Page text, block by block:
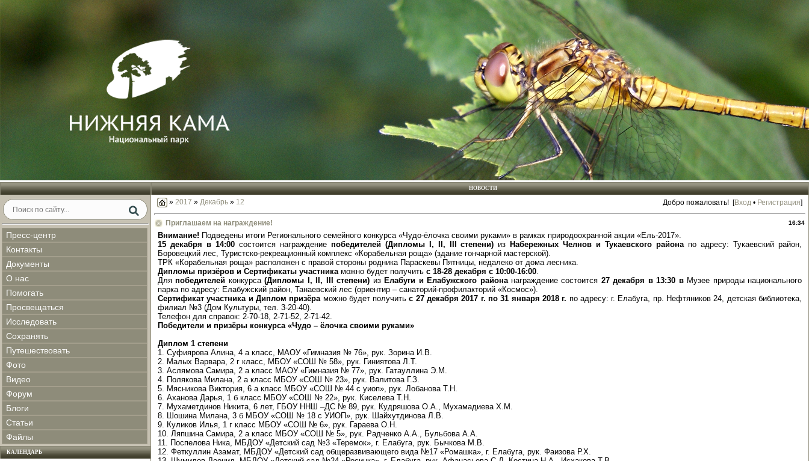
Пресс-центр
Контакты
Документы
О нас
Помогать
Просвещаться
Исследовать
Сохранять
Путешествовать
Фото
Видео
Форум
Блоги
Статьи
Файлы
КАЛЕНДАРЬ
НОВОСТИ
» 2017 » Декабрь » 12 Добро пожаловать! [Вход • Регистрация]
Приглашаем на награждение! 16:34
Внимание! Подведены итоги Регионального семейного конкурса «Чудо-ёлочка своими руками» в рамках природоохранной акции «Ель-2017».
15 декабря в 14:00состоится награждение победителей (Дипломы , , III степени) из Набережных Челнов и Тукаевского районапо адресу: Тукаевский район,
Боровецкий лес, Туристско-рекреационный комплекс «Корабельная роща» (здание гончарной мастерской).
ТРК «Корабельная роща» расположен с правой стороны родника Параскевы Пятницы, недалеко от дома лесника.
Дипломы призёров и Сертификаты участникаможно будет получить с 18-28 декабря с 10:00-16:00.
Дляпобедителей конкурса(Дипломы , II, степени) из Елабуги и Елабужского районанаграждение состоится 27 декабря в 13:30 вМузее природы национального
парка по адресу: Елабужский район, Танаевский лес (ориентир – санаторий-профилакторий «Космос»).
Сертификат участника и Диплом призёраможно будет получитьс 27 декабря 2017 г. по 31 января 2018 г. по адресу: г. Елабуга, пр. Нефтяников 24, детская библиотека,
филиал №3 (Дом Культуры, тел. 3-20-40).
Телефон для справок: 2-70-18, 2-71-52, 2-71-42.
Победители и призёры конкурса «Чудо – ёлочка своими руками»
Диплом 1 степени
1. Суфиярова Алина, 4 а класс, МАОУ «Гимназия № 76», рук. Зорина И.В.
2. Малых Варвара, 2 г класс, МБОУ «СОШ № 58», рук. Гиниятова Л.Т.
3. Аслямова Самира, 2 а класс МАОУ «Гимназия № 77», рук. Гатауллина Э.М.
4. Полякова Милана, 2 а класс МБОУ «СОШ № 23», рук. Валитова Г.З.
5. Мясникова Виктория, 6 а класс МБОУ «СОШ № 44 с уиоп», рук. Лобанова Т.Н.
6. Аханова Дарья, 1 б класс МБОУ «СОШ № 22», рук. Киселева Т.Н.
7. Мухаметдинов Никита, 6 лет, ГБОУ ННШ –ДС № 89, рук. Кудряшова О.А., Мухамадиева Х.М.
8. Шошина Милана, 3 б МБОУ «СОШ № 18 с УИОП», рук. Шайхутдинова Л.В.
9. Куликов Илья, 1 г класс МБОУ «СОШ № 6», рук. Гараева О.Н.
10. Ляпшина Самира, 2 а класс МБОУ «СОШ № 5», рук. Радченко А.А., Бульбова А.А.
11. Поспелова Ника, МБДОУ «Детский сад №3 «Теремок», г. Елабуга, рук. Бычкова М.В.
12. Феткуллин Азамат, МБДОУ «Детский сад общеразвивающего вида №17 «Ромашка», г. Елабуга, рук. Фаизова Р.Х.